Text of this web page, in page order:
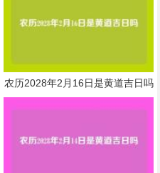
农历2028年2月16日是黄道吉日吗